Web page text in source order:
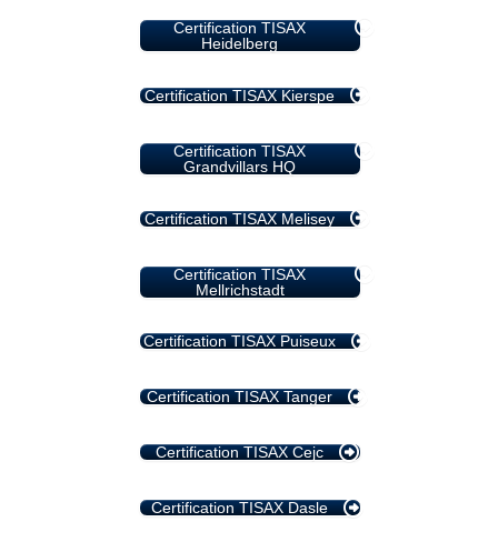
Certification TISAX
Heidelberg
Certification TISAX Kierspe
Certification TISAX
Grandvillars HQ
Certification TISAX Melisey
Certification TISAX
Mellrichstadt
Certification TISAX Puiseux
Certification TISAX Tanger
Certification TISAX Cejc
Certification TISAX Dasle